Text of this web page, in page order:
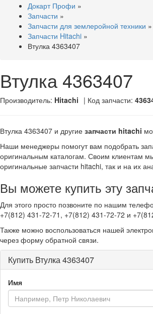
Докарт Профи »
Запчасти »
Запчасти для землеройной техники »
Запчасти Hitachi »
Втулка 4363407
Втулка 4363407
Производитель: Hitachi | Код запчасти:
Втулка 4363407 и другие запчасти hitachi
Наши менеджеры помогут вам подобрать
оригинальным каталогам. Своим клиентам
оригинальные запчасти hitachi, так и на их
Вы можете купить эту
Для этого просто позвоните по нашим
+7(812) 431-72-71, +7(812) 431-72-72 и
Также можно воспользоваться нашей
через форму обратной связи.
Купить Втулка 4363407
Имя